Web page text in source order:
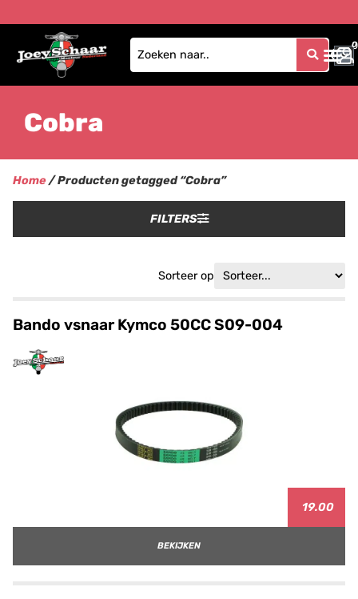
0
0
Cobra
Home/ Producten getagged “Cobra”
FILTERS
Sorteer op
Bando vsnaar Kymco 50CC S09-004
19.00
BEKIJKEN